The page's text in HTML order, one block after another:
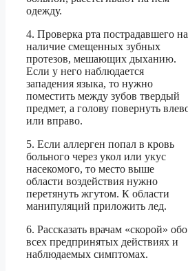
одежду.
4. Проверка рта пострадавшего на
наличие смещенных зубных
протезов, мешающих дыханию.
Если у него наблюдается
западения языка, то нужно
поместить между зубов твердый
предмет, а голову повернуть
или вправо.
5. Если аллерген попал в кровь
больного через укол или укус
насекомого, то место выше
области воздействия нужно
перетянуть жгутом. К области
манипуляций приложить лед.
6. Рассказать врачам «скорой» обо
всех предпринятых действиях и
наблюдаемых симптомах.